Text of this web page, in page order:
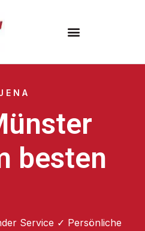
besten
Service ✓ Persönliche